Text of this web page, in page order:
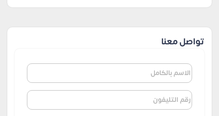
تواصل معنا